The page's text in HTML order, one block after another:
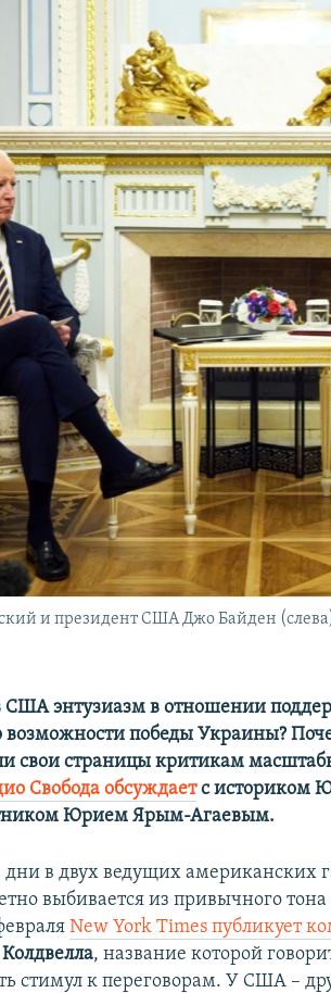
и президент США Джо Байден (слева)
США энтузиазм в отношении
возможности победы Украины?
свои страницы критикам
Свобода обсуждаетс историком
Юрием Ярым-Агаевым.
дни в двух ведущих американских
выбивается из привычного
New York Times публикует
, название которой
стимул к переговорам. У США –